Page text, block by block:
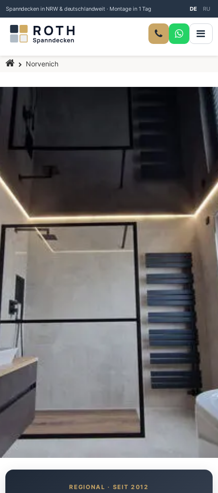
Spanndecken in NRW & deutschlandweit · Montage in 1 Tag DE RU
Startseite
Norvenich
Was kostet meine neue
Spanndecke?